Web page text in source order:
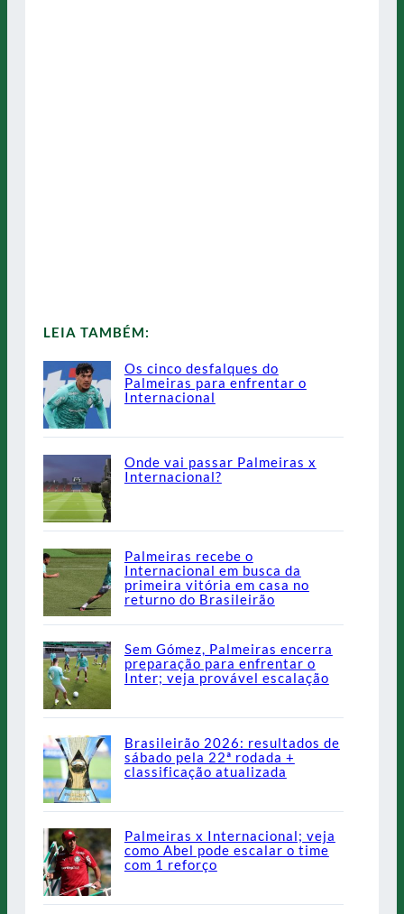
LEIA TAMBÉM:
Os cinco desfalques do
Palmeiras para enfrentar o
Internacional
Onde vai passar Palmeiras x
Internacional?
Palmeiras recebe o
Internacional em busca da
primeira vitória em casa no
returno do Brasileirão
Sem Gómez, Palmeiras encerra
preparação para enfrentar o
Inter; veja provável escalação
Brasileirão 2026: resultados de
sábado pela 22ª rodada +
classificação atualizada
Palmeiras x Internacional; veja
como Abel pode escalar o time
com 1 reforço